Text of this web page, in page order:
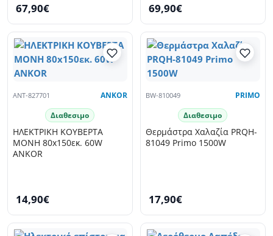
67,90€ 69,90€
ANT-827701 ANKOR
Διαθεσιμο
ΗΛΕΚΤΡΙΚΗ ΚΟΥΒΕΡΤΑ
ΜΟΝΗ 80x150εκ. 60W
ANKOR
14,90€
BW-810049 PRIMO
Διαθεσιμο
Θερμάστρα Χαλαζία PRQH-
81049 Primo 1500W
17,90€